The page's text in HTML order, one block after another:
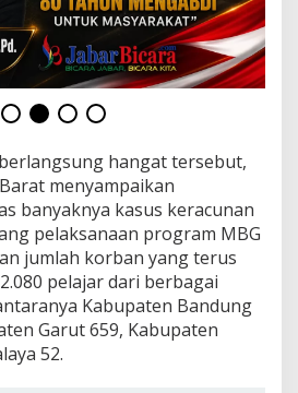
a
d
A
n
g
o
t
a
P
R
D
J
a
b
a
hangat tersebut,
menyampaikan
banyaknya kasus keracunan
pelaksanaan program MBG
jumlah korban yang terus
pelajar dari berbagai
Kabupaten Bandung
Garut 659, Kabupaten
52.